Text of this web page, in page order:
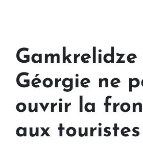
Gamkrelidze
Géorgie ne
ouvrir la
aux